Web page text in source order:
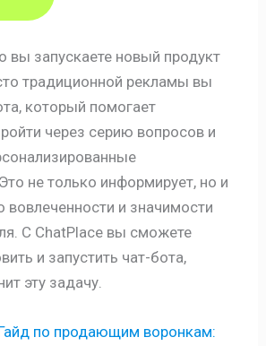
вы запускаете новый продукт
традиционной рекламы вы
который помогает
через серию вопросов и
не только информирует, но и
вовлеченности и значимости
С ChatPlace вы сможете
и запустить чат-бота,
эту задачу.
по продающим воронкам: